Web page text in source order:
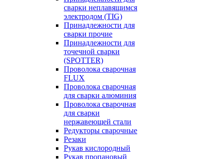
сварки неплавящимся
электродом (TIG)
Принадлежности для
сварки прочие
Принадлежности для
точечной сварки
(SPOTTER)
Проволока сварочная
FLUX
Проволока сварочная
для сварки алюминия
Проволока сварочная
для сварки
нержавеющей стали
Редукторы сварочные
Резаки
Рукав кислородный
Рукав пропановый